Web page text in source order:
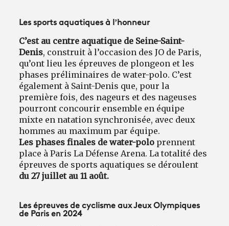
Les sports aquatiques à l’honneur
C’est au centre aquatique de Seine-Saint-
Denis, construit à l’occasion des JO de Paris,
qu’ont lieu les épreuves de plongeon et les
phases préliminaires de water-polo. C’est
également à Saint-Denis que, pour la
première fois, des nageurs et des nageuses
pourront concourir ensemble en équipe
mixte en natation synchronisée, avec deux
hommes au maximum par équipe.
Les phases finales de water-polo prennent
place à Paris La Défense Arena. La totalité des
épreuves de sports aquatiques se déroulent
du 27 juillet au 11 août.
Les épreuves de cyclisme aux Jeux Olympiques
de Paris en 2024